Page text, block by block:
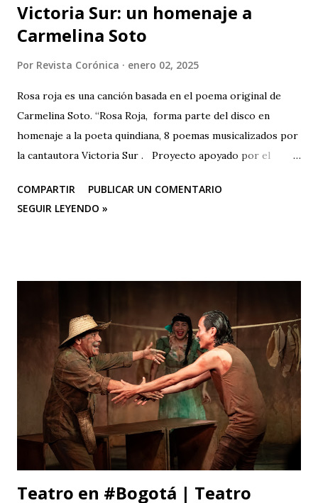
Victoria Sur: un homenaje a
Carmelina Soto
Por Revista Corónica enero 02, 2025
Rosa roja es una canción basada en el poema original de
Carmelina Soto. “Rosa Roja, forma parte del disco en
homenaje a la poeta quindiana, 8 poemas musicalizados por
la cantautora Victoria Sur . Proyecto apoyado por el
Programa Nacional de Concertación Cultural y la Secretaría
de Cultura de la gobernación del Quindío ROSA ROJA
verdura esperanzada y férvida del prado? y ese sufrir de
espinas y dulzura y jardín por alondras clausurado? En tu
clara bondad de miel caliente, sombra casi de fruto
sugerente entre nubes y pájaros soñando. Y en tu llama de
sangre perseguida, indefinidamente indefinida, sigues por
tu perfume caminando.
COMPARTIR
PUBLICAR UN COMENTARIO
SEGUIR LEYENDO »
Teatro en #Bogotá | Teatro